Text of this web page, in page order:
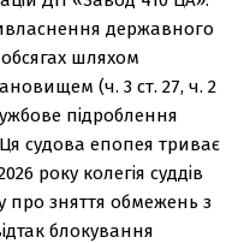
державного
шляхом
(ч. 3 ст. 27, ч. 2
підроблення
судова епопея триває
року колегія суддів
про зняття обмежень з
блокування